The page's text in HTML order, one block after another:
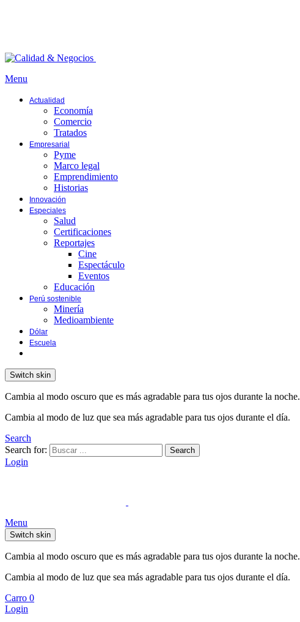
Menu
Actualidad
Economía
Comercio
Tratados
Empresarial
Pyme
Marco legal
Emprendimiento
Historias
Innovación
Especiales
Salud
Certificaciones
Reportajes
Cine
Espectáculo
Eventos
Educación
Perú sostenible
Minería
Medioambiente
Dólar
Escuela
Switch skin
Cambia al modo oscuro que es más agradable para tus ojos durante la noche.
Cambia al modo de luz que sea más agradable para tus ojos durante el día.
Search
Search for:
Search
Login
Menu
Switch skin
Cambia al modo oscuro que es más agradable para tus ojos durante la noche.
Cambia al modo de luz que sea más agradable para tus ojos durante el día.
Carro 0
Login